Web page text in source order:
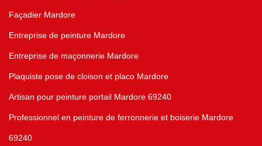
Façadier Mardore
Entreprise de peinture Mardore
Entreprise de maçonnerie Mardore
Plaquiste pose de cloison et placo Mardore
Artisan pour peinture portail Mardore 69240
Professionnel en peinture de ferronnerie et boiserie Mardore
69240